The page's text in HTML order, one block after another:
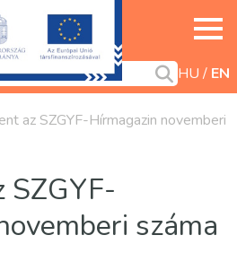
HU EN
az SZGYF-Hírmagazin novemberi
SZGYF-
száma